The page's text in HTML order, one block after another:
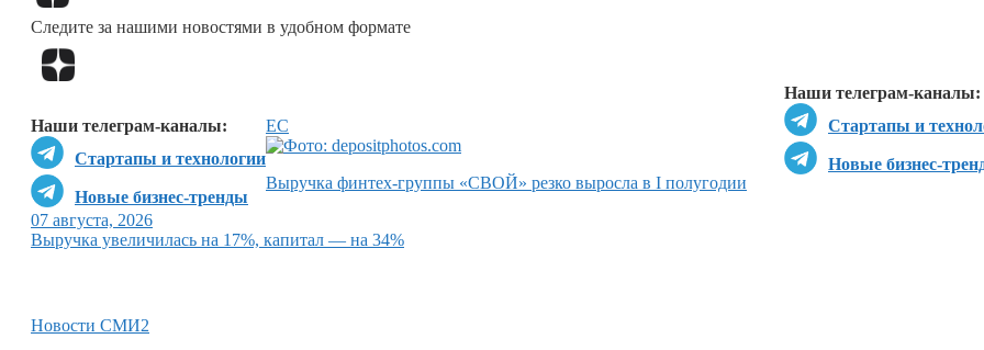
Следите за нашими новостями в удобном формате
Наши телеграм-каналы:
Стартапы и
Новые бизнес-
Наши телеграм-каналы:
Стартапы и технологии
Новые бизнес-тренды
ЕС
Выручка финтех-группы «СВОЙ» резко выросла в I полугодии
07 августа, 2026
Выручка увеличилась на 17%, капитал — на 34%
Новости СМИ2